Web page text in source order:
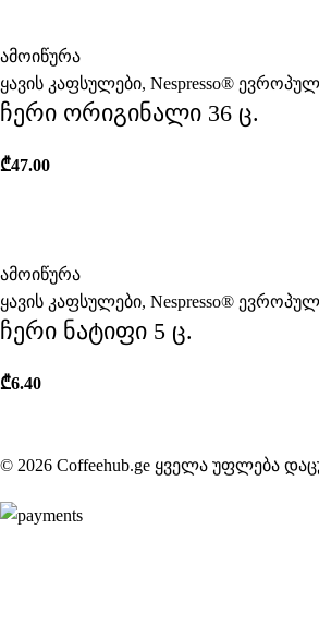
ამოიწურა
ყავის კაფსულები, Nespresso®
ჩერი ორიგინალი 36 ც.
₾47.00
ამოიწურა
ყავის კაფსულები, Nespresso®
ჩერი ნატიფი 5 ც.
₾6.40
© 2026 Coffeehub.ge ყველა უფლება